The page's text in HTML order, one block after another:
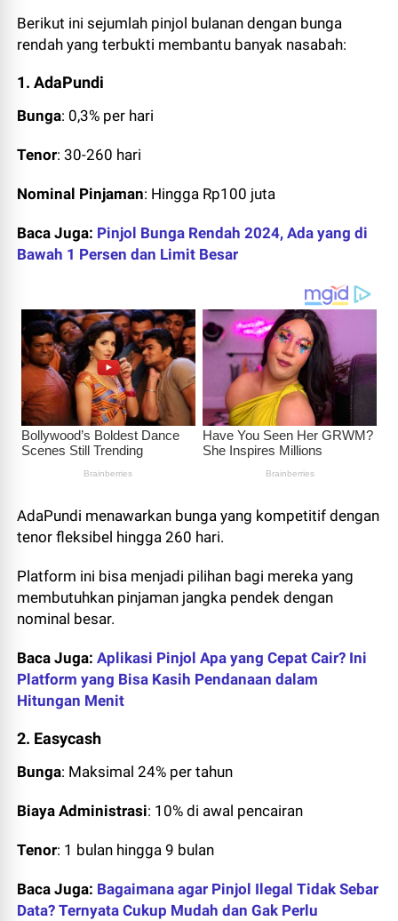
Berikut ini sejumlah pinjol bulanan dengan bunga
rendah yang terbukti membantu banyak nasabah:
1. AdaPundi
Bunga: 0,3% per hari
Tenor: 30-260 hari
Nominal Pinjaman: Hingga Rp100 juta
Baca Juga: Pinjol Bunga Rendah 2024, Ada yang di
Bawah 1 Persen dan Limit Besar
AdaPundi menawarkan bunga yang kompetitif dengan
tenor fleksibel hingga 260 hari.
Platform ini bisa menjadi pilihan bagi mereka yang
membutuhkan pinjaman jangka pendek dengan
nominal besar.
Baca Juga:Aplikasi Pinjol Apa yang Cepat Cair? Ini
Platform yang Bisa Kasih Pendanaan dalam
Hitungan Menit
2. Easycash
Bunga: Maksimal 24% per tahun
Biaya Administrasi: 10% di awal pencairan
Tenor: 1 bulan hingga 9 bulan
Baca Juga: Bagaimana agar Pinjol Ilegal Tidak Sebar
Data? Ternyata Cukup Mudah dan Gak Perlu